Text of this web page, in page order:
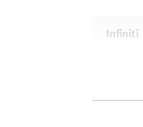
Infiniti